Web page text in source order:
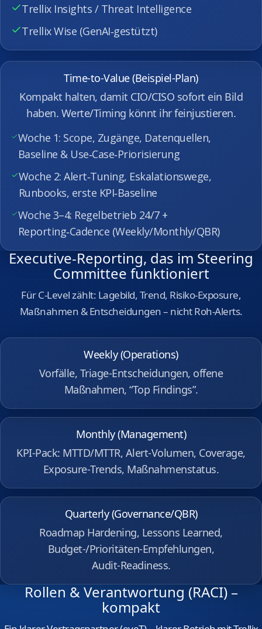
Trellix Insights / Threat Intelligence
Trellix Wise (GenAI‑gestützt)
Time‑to‑Value (Beispiel‑Plan)
Kompakt halten, damit CIO/CISO sofort ein Bild
haben. Werte/Timing könnt ihr feinjustieren.
Woche 1: Scope, Zugänge, Datenquellen,
Baseline & Use‑Case‑Priorisierung
Woche 2: Alert‑Tuning, Eskalationswege,
Runbooks, erste KPI‑Baseline
Woche 3–4: Regelbetrieb 24/7 +
Reporting‑Cadence (Weekly/Monthly/QBR)
Executive‑Reporting, das im Steering
Committee funktioniert
Für C‑Level zählt: Lagebild, Trend, Risiko‑Exposure,
Maßnahmen & Entscheidungen – nicht Roh‑Alerts.
Weekly (Operations)
Vorfälle, Triage‑Entscheidungen, offene
Maßnahmen, “Top Findings”.
Monthly (Management)
KPI‑Pack: MTTD/MTTR, Alert‑Volumen, Coverage,
Exposure‑Trends, Maßnahmenstatus.
Quarterly (Governance/QBR)
Roadmap Hardening, Lessons Learned,
Budget‑/Prioritäten‑Empfehlungen,
Audit‑Readiness.
Rollen & Verantwortung (RACI) –
kompakt